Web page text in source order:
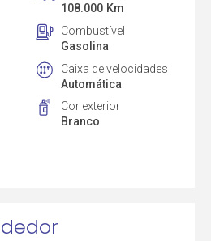
108.000 Km
Combustível
Gasolina
Caixa de velocidades
Automática
Cor exterior
Branco